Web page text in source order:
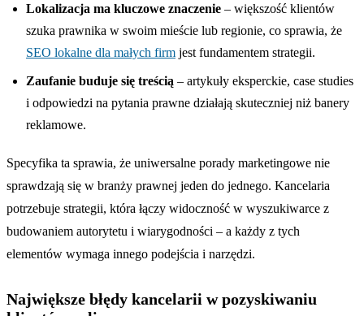
Lokalizacja ma kluczowe znaczenie – większość klientów
szuka prawnika w swoim mieście lub regionie, co sprawia, że
SEO lokalne dla małych firm jest fundamentem strategii.
Zaufanie buduje się treścią – artykuły eksperckie, case studies
i odpowiedzi na pytania prawne działają skuteczniej niż banery
reklamowe.
Specyfika ta sprawia, że uniwersalne porady marketingowe nie
sprawdzają się w branży prawnej jeden do jednego. Kancelaria
potrzebuje strategii, która łączy widoczność w wyszukiwarce z
budowaniem autorytetu i wiarygodności – a każdy z tych
elementów wymaga innego podejścia i narzędzi.
Największe błędy kancelarii w pozyskiwaniu